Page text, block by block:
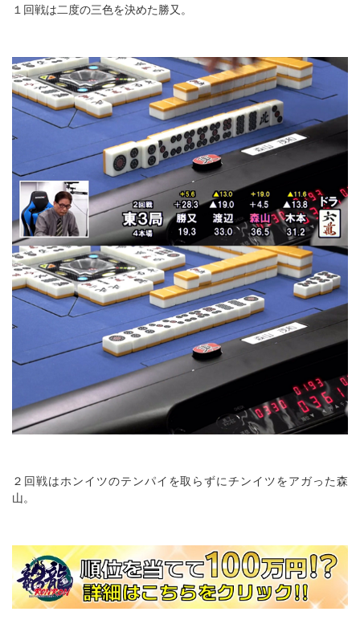
１回戦は二度の三色を決めた勝又。
２回戦はホンイツのテンパイを取らずにチンイツをアガった森
山。